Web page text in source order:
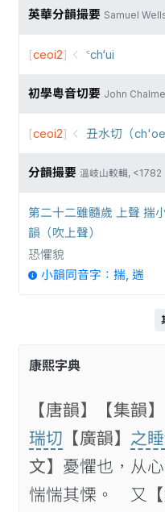
英華分韻撮要 Samuel
[ceoi2] ꜂ch‘ui
初學粵音切要 John
[ceoi2] 丑水切（
分韻撮要 溫岐山較輯, <1782
第二十二雖髓歲 上聲 揣
韻（吹上聲）
恐懼貌
小韻同音字：揣, 遄
康熙字典
【唐韻】 【集韻】
瑞切 【廣韻】 之
文】 憂懼也，从心
惴惴其慄。 又